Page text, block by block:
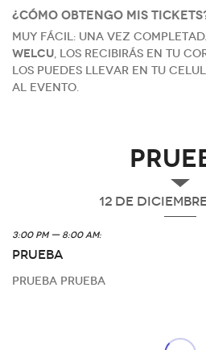
¿Cómo obtengo mis
Muy fácil: una vez
Welcu, los recibirás en tu
los puedes llevar en tu
al evento.
12 de
3:00 PM — 8:00 AM:
prueba
prueba prueba